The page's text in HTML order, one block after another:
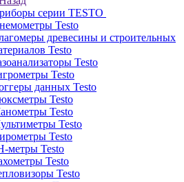
серии TESTO
Testo
древесины и строительных
Testo
Testo
Testo
данных Testo
Testo
Testo
Testo
Testo
метры Testo
Testo
Testo